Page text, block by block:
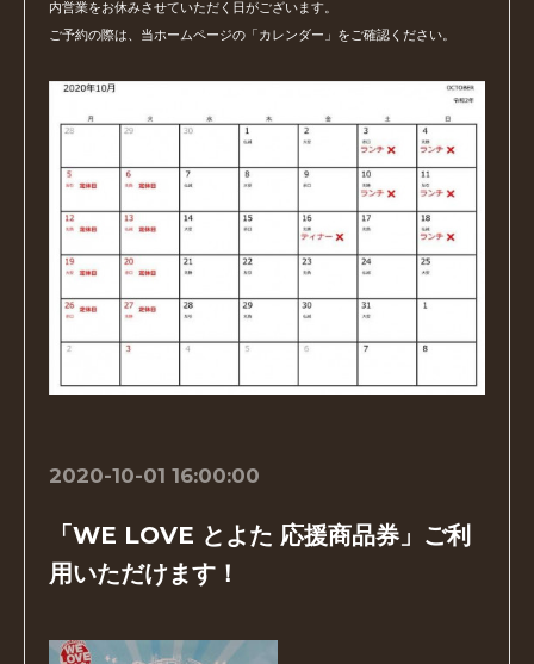
内営業をお休みさせていただく日がございます。
ご予約の際は、当ホームページの「カレンダー」をご確認ください。
2020-10-01 16:00:00
「WE LOVE とよた 応援商品券」ご利
用いただけます！